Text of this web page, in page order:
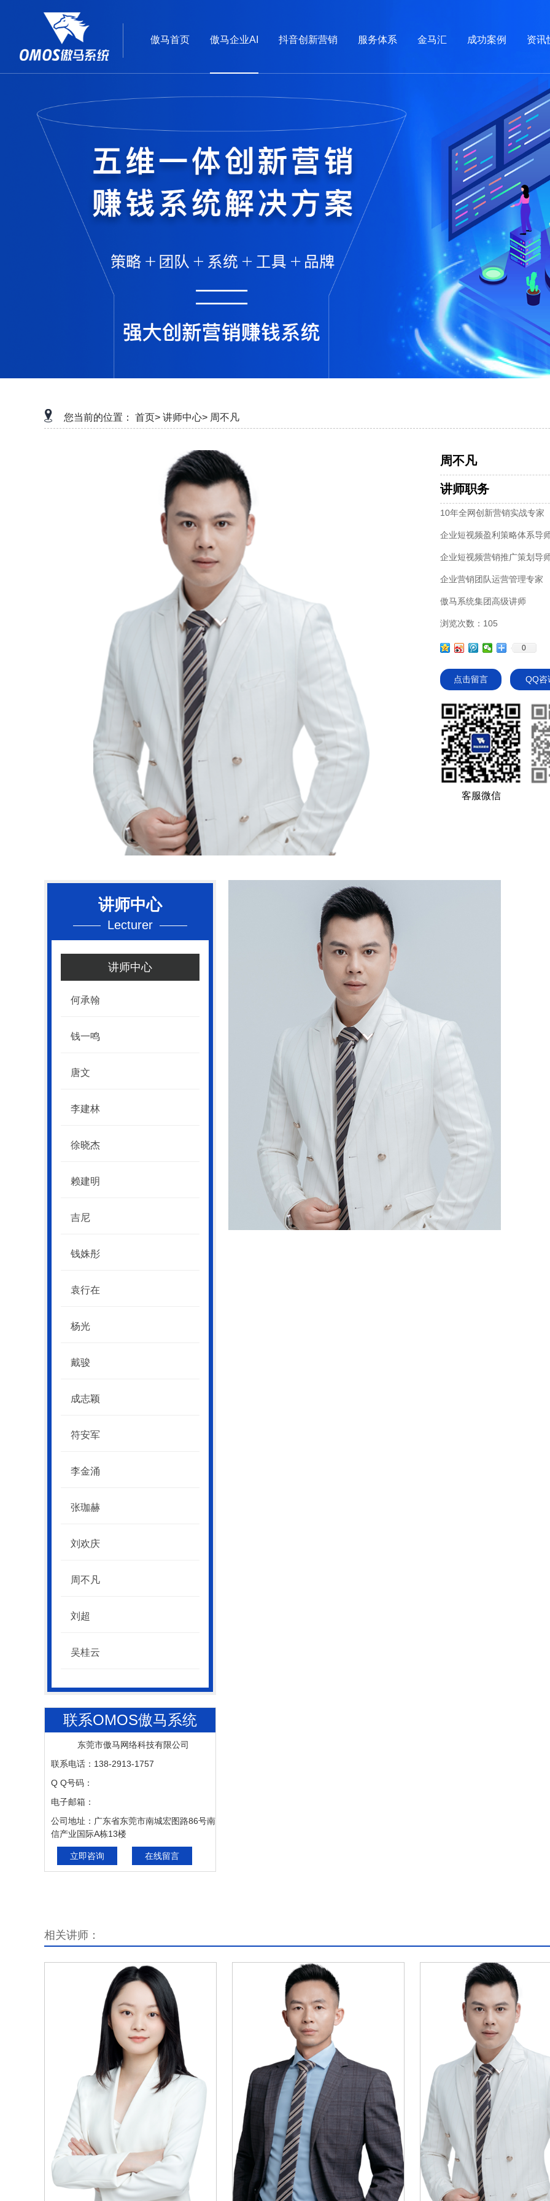
傲马首页 傲马企业AI 抖音创新营销 服务体系 金马汇 成功案例 资讯
您当前的位置： 首页> 讲师中心> 周不凡
周不凡
讲师职务
10年全网创新营销实战专家
企业短视频盈利策略体系导
企业短视频营销推广策划导
企业营销团队运营管理专家
傲马系统集团高级讲师
浏览次数：105
0
点击留言 QQ咨
客服微信
讲师中心
Lecturer
讲师中心
何承翰
钱一鸣
唐文
李建林
徐晓杰
赖建明
吉尼
钱姝彤
袁行在
杨光
戴骏
成志颖
符安军
李金涌
张珈赫
刘欢庆
周不凡
刘超
吴桂云
联系OMOS傲马系统
东莞市傲马网络科技有限公司
联系电话：138-2913-1757
Q Q号码：
电子邮箱：
公司地址：广东省东莞市南城宏图路86号南
信产业国际A栋13楼
立即咨询 在线留言
相关讲师：